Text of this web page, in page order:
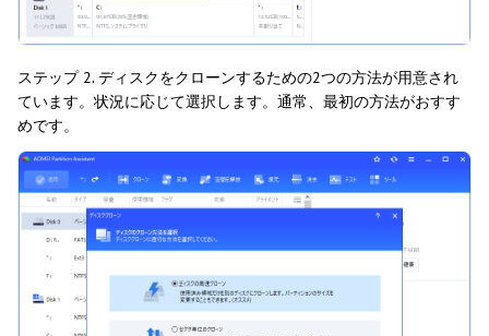
ステップ 2. ディスクをクローンするための2つの方法が用意され
ています。状況に応じて選択します。通常、最初の方法がおすす
めです。